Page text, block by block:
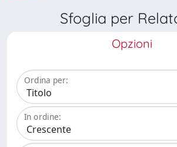
Sfoglia per
Opzioni
Ordina per:
In ordine: